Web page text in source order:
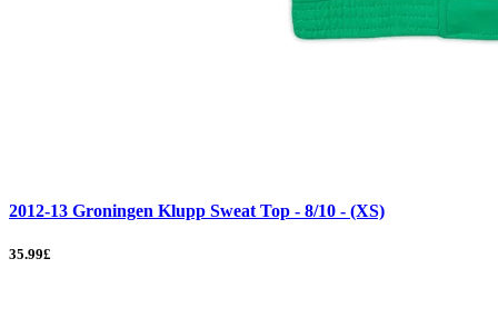
2012-13 Groningen Klupp Sweat Top - 8/10 - (XS)
35.99£